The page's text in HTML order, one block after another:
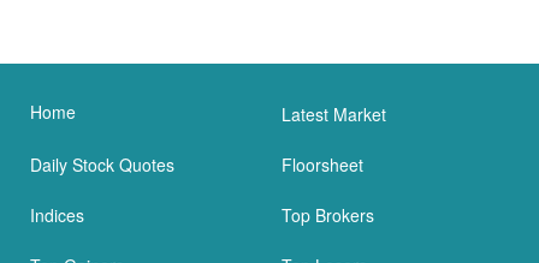
Home Latest Market
Daily Stock Quotes Floorsheet
Indices Top Brokers